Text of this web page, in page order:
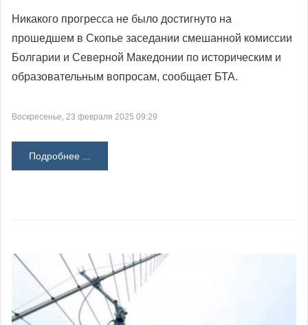
Никакого прогресса не было достигнуто на
прошедшем в Скопье заседании смешанной комиссии
Болгарии и Северной Македонии по историческим и
образовательным вопросам, сообщает БТА.
Воскресенье, 23 февраля 2025 09:29
Подробнее ...